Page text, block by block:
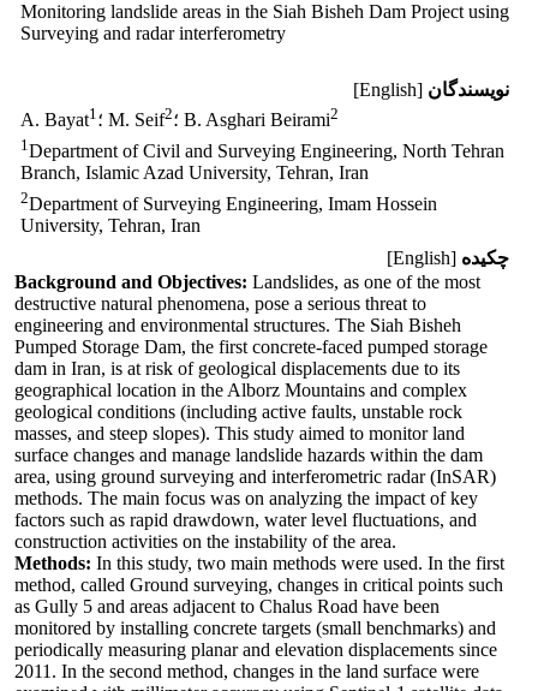
Monitoring landslide areas in the Siah Bisheh Dam Project using
Surveying and ‎radar interferometry
نویسندگان [English]
A. Bayat1 ؛ M. Seif2 ؛ B. Asghari Beirami2
1Department of Civil and Surveying Engineering, North Tehran
Branch, Islamic Azad University, Tehran, Iran
2Department of Surveying Engineering, Imam Hossein
University, Tehran, Iran
چکیده [English]
Background and Objectives: Landslides, as one of the most
destructive natural phenomena, pose a serious threat to
engineering and environmental structures. The Siah Bisheh
Pumped Storage Dam, the first concrete-faced pumped storage
dam in Iran, is at risk of geological displacements due to its
geographical location in the Alborz Mountains and complex
geological conditions (including active faults, unstable rock
masses, and steep slopes). This study aimed to monitor land
surface changes and manage landslide hazards within the dam
area, using ground surveying and interferometric radar (InSAR)
methods. The main focus was on analyzing the impact of key
factors such as rapid drawdown, water level fluctuations, and
construction activities on the instability of the area.
Methods: In this study, two main methods were used. In the first
method, called Ground surveying, changes in critical points such
as Gully 5 and areas adjacent to Chalus Road have been
monitored by installing concrete targets (small benchmarks) and
periodically measuring planar and elevation displacements since
2011. In the second method, changes in the land surface were